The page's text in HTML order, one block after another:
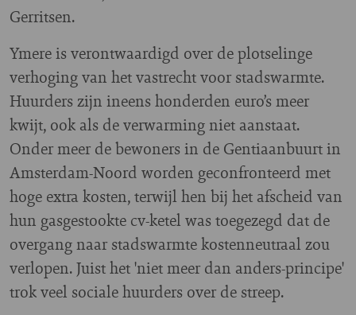
Gerritsen.
Ymere is verontwaardigd over de plotselinge
verhoging van het vastrecht voor stadswarmte.
Huurders zijn ineens honderden euro’s meer
kwijt, ook als de verwarming niet aanstaat.
Onder meer de bewoners in de Gentiaanbuurt in
Amsterdam-Noord worden geconfronteerd met
hoge extra kosten, terwijl hen bij het afscheid van
hun gasgestookte cv-ketel was toegezegd dat de
overgang naar stadswarmte kostenneutraal zou
verlopen. Juist het 'niet meer dan anders-principe'
trok veel sociale huurders over de streep.